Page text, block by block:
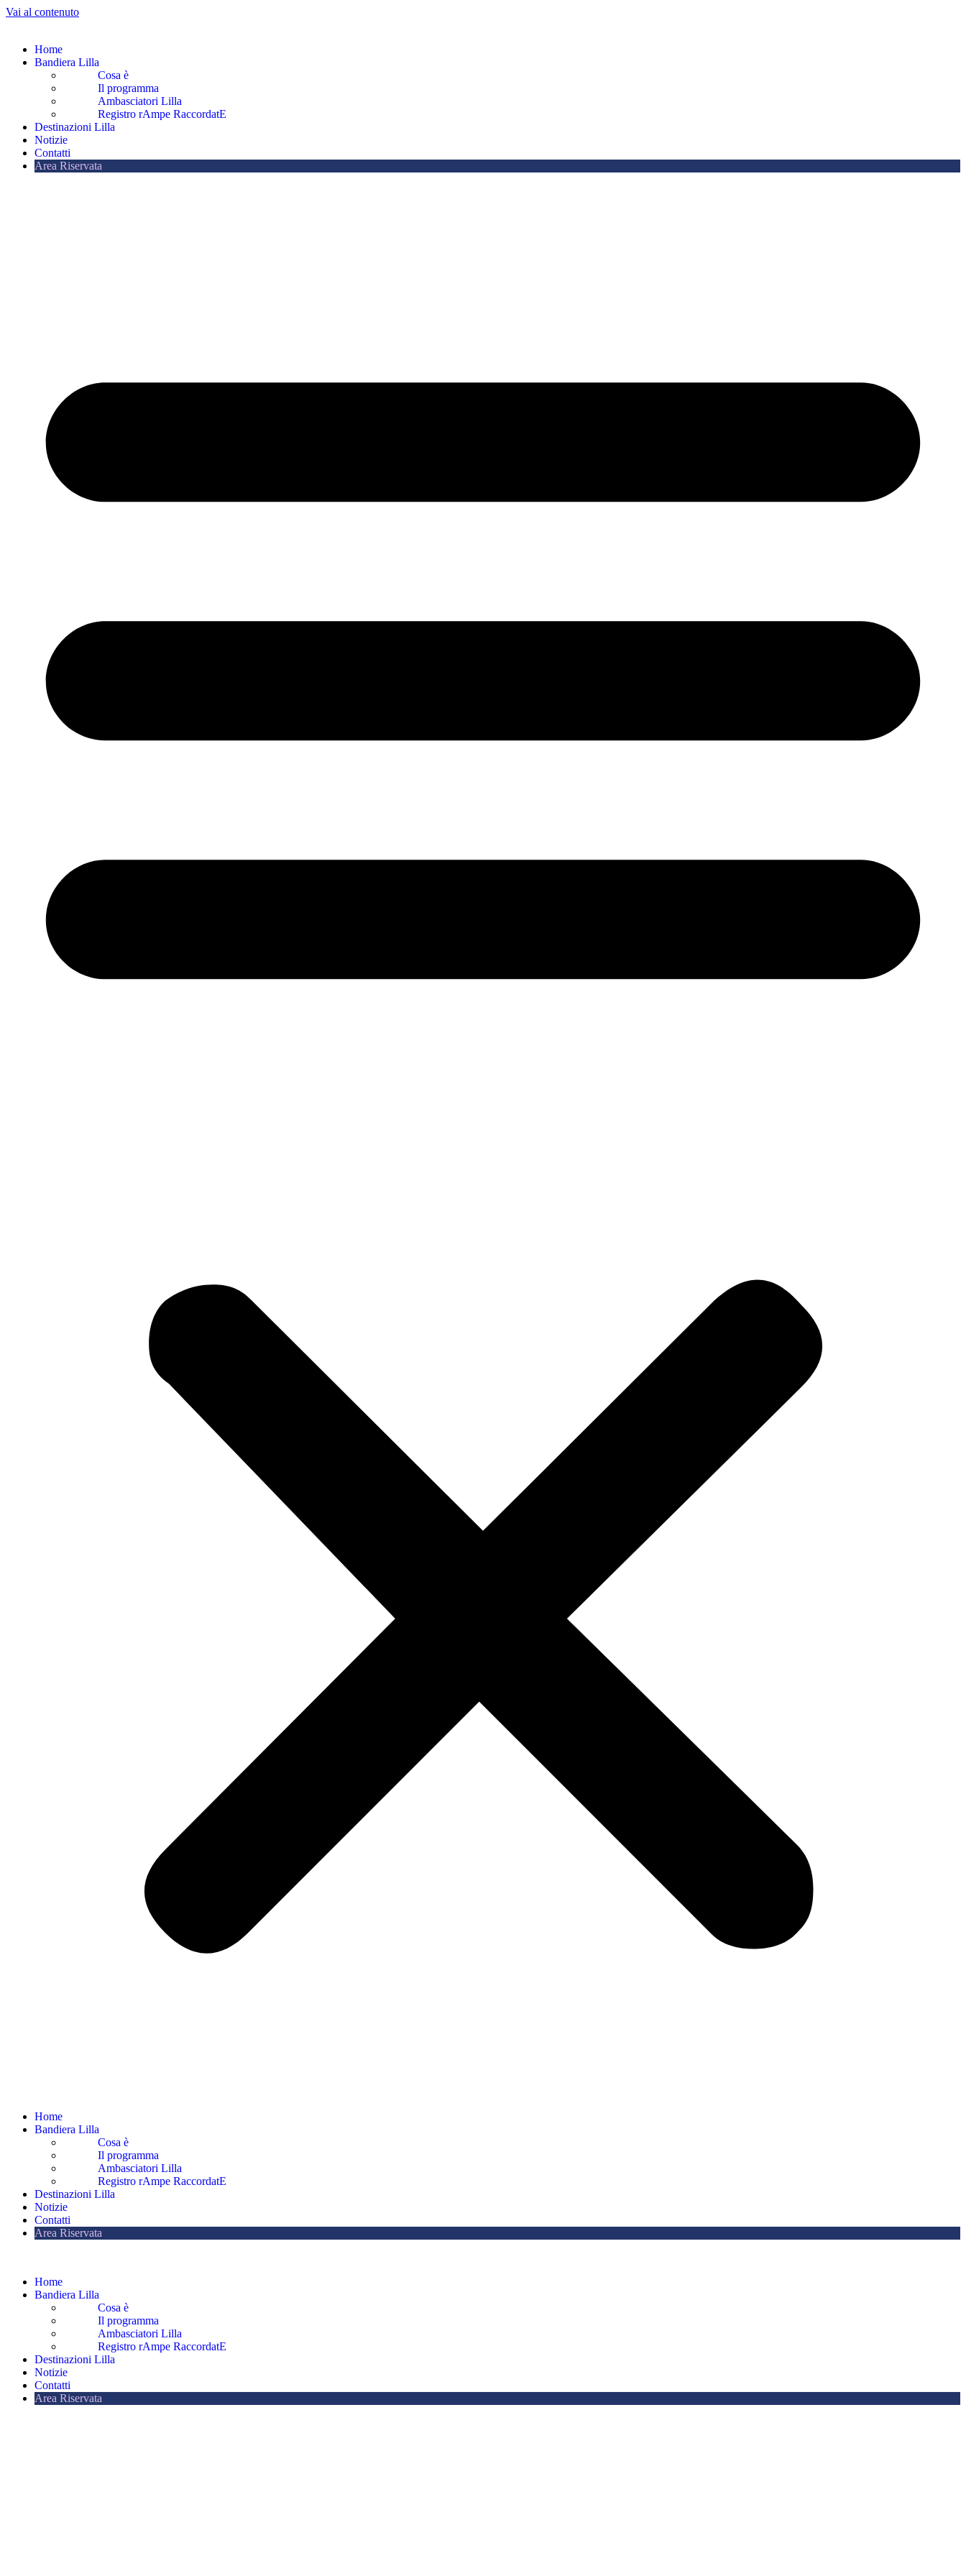
Vai al contenuto
Home
Bandiera Lilla
Cosa è
Il programma
Ambasciatori Lilla
Registro rAmpe RaccordatE
Destinazioni Lilla
Notizie
Contatti
Area Riservata
Home
Bandiera Lilla
Cosa è
Il programma
Ambasciatori Lilla
Registro rAmpe RaccordatE
Destinazioni Lilla
Notizie
Contatti
Area Riservata
Home
Bandiera Lilla
Cosa è
Il programma
Ambasciatori Lilla
Registro rAmpe RaccordatE
Destinazioni Lilla
Notizie
Contatti
Area Riservata